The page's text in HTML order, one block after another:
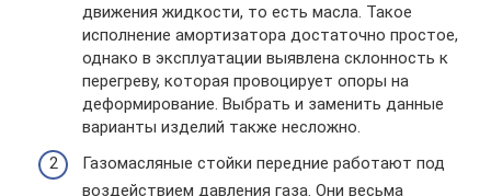
движения жидкости, то есть масла. Такое
исполнение амортизатора достаточно простое,
однако в эксплуатации выявлена склонность к
перегреву, которая провоцирует опоры на
деформирование. Выбрать и заменить данные
варианты изделий также несложно.
Газомасляные стойки передние работают под
воздействием давления газа. Они весьма